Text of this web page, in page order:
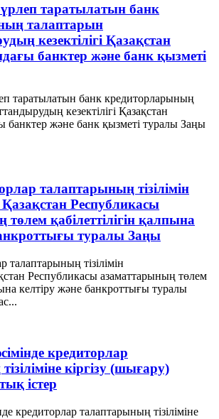
таратылатын банк
талаптарын
кезектілігі Қазақстан
банктер және банк қызметі
таратылатын банк кредиторларының
кезектілігі Қазақстан
банктер және банк қызметі туралы Заңы
талаптарының тізілімін
Республикасы
қабілеттілігін қалпына
туралы Заңы
талаптарының тізілімін
Республикасы азаматтарының төлем
келтіру және банкроттығы туралы
кредиторлар
кіргізу (шығару)
істер
кредиторлар талаптарының тізіліміне